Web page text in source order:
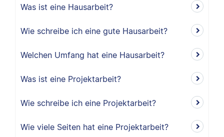
Was ist eine Hausarbeit?
Wie schreibe ich eine gute Hausarbeit?
Welchen Umfang hat eine Hausarbeit?
Was ist eine Projektarbeit?
Wie schreibe ich eine Projektarbeit?
Wie viele Seiten hat eine Projektarbeit?